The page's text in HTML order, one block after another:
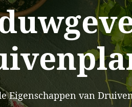
Eigenschappen van